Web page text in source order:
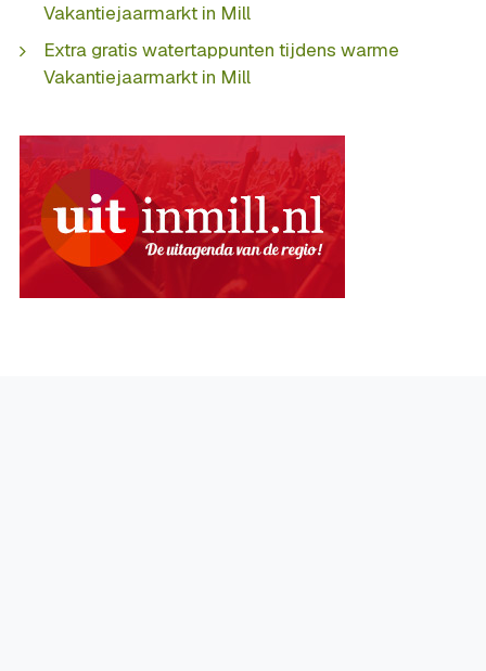
Vakantiejaarmarkt in Mill
Extra gratis watertappunten tijdens warme
Vakantiejaarmarkt in Mill